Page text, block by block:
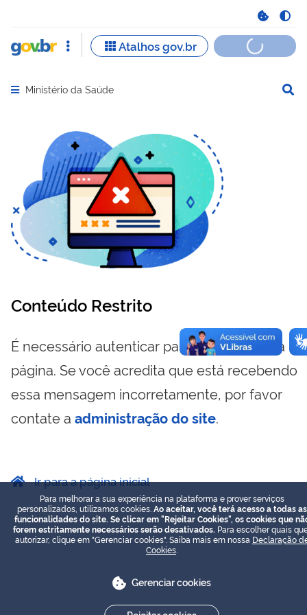
Abrir menu principal de navegação
Ministério da Saúde
Conteúdo Restrito
É necessário autenticar para visualizar essa
página. Se você acredita que está recebendo
essa mensagem incorretamente, por favor
contate a administração do site.
Ir para a página inicial
Para melhorar a sua experiência na plataforma e prover serviços
personalizados, utilizamos cookies. Ao aceitar, você terá acesso a todas as
funcionalidades do site. Se clicar em "Rejeitar Cookies", os cookies que
forem estritamente necessários serão desativados. Para escolher quais
autorizar, clique em "Gerenciar cookies". Saiba mais em nossa Declaração
Cookies
Gerenciar cookies